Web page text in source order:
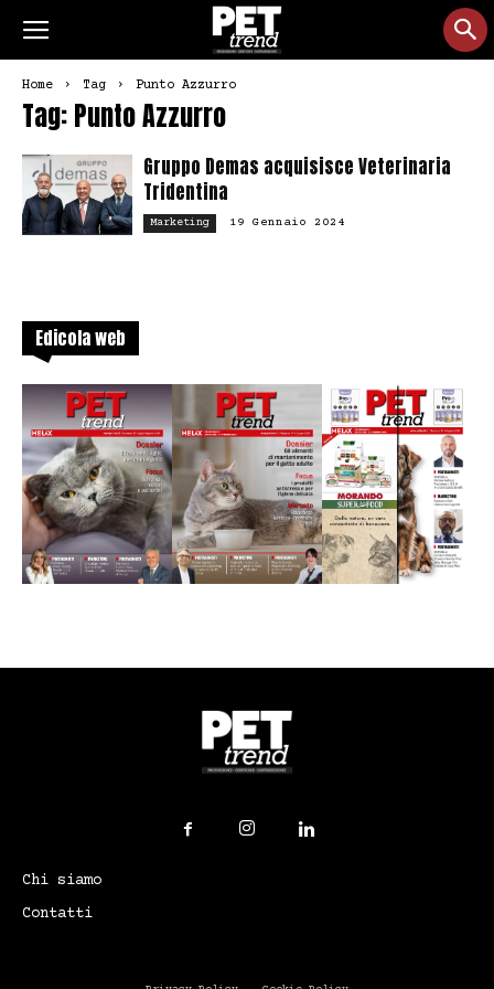
Home Tag Punto Azzurro
Tag: Punto Azzurro
Gruppo Demas acquisisce Veterinaria
Tridentina
Marketing 19 Gennaio 2024
Edicola web
Chi siamo
Contatti